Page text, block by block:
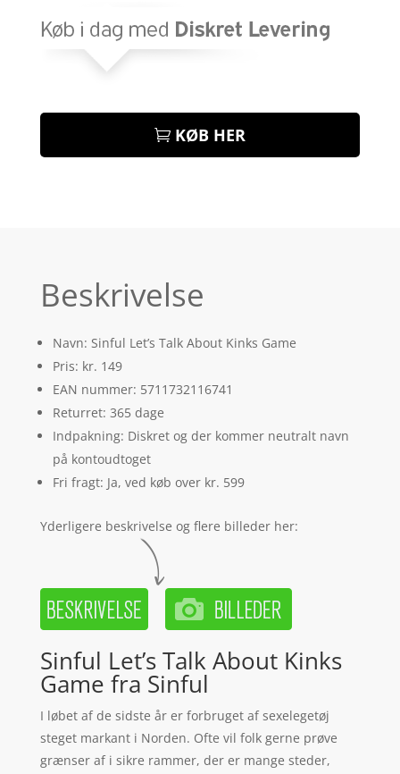
KØB HER
Beskrivelse
Navn: Sinful Let’s Talk About Kinks Game
Pris: kr. 149
EAN nummer: 5711732116741
Returret: 365 dage
Indpakning: Diskret og der kommer neutralt navn
på kontoudtoget
Fri fragt: Ja, ved køb over kr. 599
Yderligere beskrivelse og flere billeder her:
Sinful Let’s Talk About Kinks
Game fra Sinful
I løbet af de sidste år er forbruget af sexelegetøj
steget markant i Norden. Ofte vil folk gerne prøve
grænser af i sikre rammer, der er mange steder,